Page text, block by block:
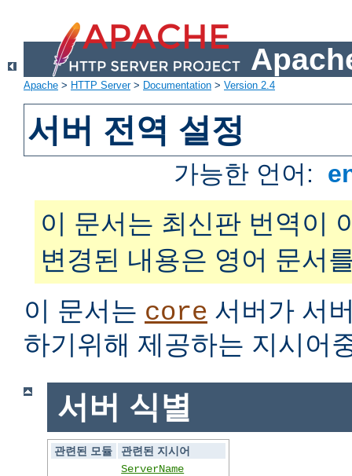
Apache > HTTP Server> Documentation > Version 2.4
서버 전역 설정
가능한 언어:
이 문서는 최신판 번역이
변경된 내용은 영어 문서
이 문서는 core 서버가 서
하기위해 제공하는 지시어
서버 식별
관련된 모듈
관련된 지시어
ServerName